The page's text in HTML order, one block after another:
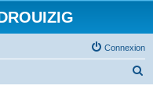
Connexion